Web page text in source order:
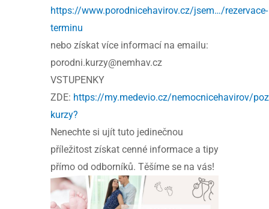
https://www.porodnicehavirov.cz/jsem…/rezervace-
terminu
nebo získat více informací na emailu:
porodni.kurzy@nemhav.cz
VSTUPENKY
ZDE: https://my.medevio.cz/nemocnicehavirov/
kurzy?
Nenechte si ujít tuto jedinečnou
příležitost získat cenné informace a tipy
přímo od odborníků. Těšíme se na vás!